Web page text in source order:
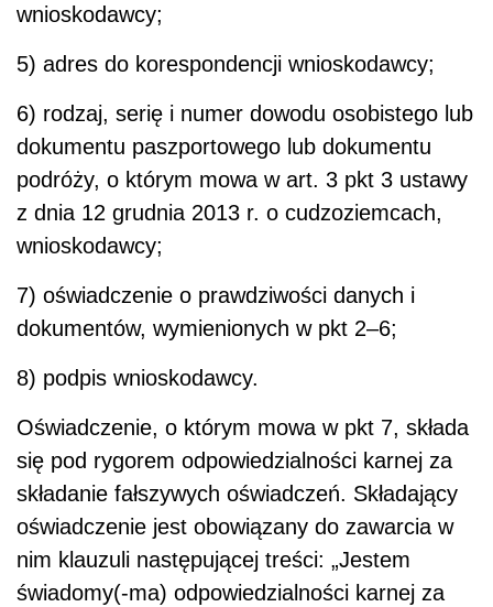
wnioskodawcy;
5) adres do korespondencji wnioskodawcy;
6) rodzaj, serię i numer dowodu osobistego lub
dokumentu paszportowego lub dokumentu
podróży, o którym mowa w art. 3 pkt 3 ustawy
z dnia 12 grudnia 2013 r. o cudzoziemcach,
wnioskodawcy;
7) oświadczenie o prawdziwości danych i
dokumentów, wymienionych w pkt 2–6;
8) podpis wnioskodawcy.
Oświadczenie, o którym mowa w pkt 7, składa
się pod rygorem odpowiedzialności karnej za
składanie fałszywych oświadczeń. Składający
oświadczenie jest obowiązany do zawarcia w
nim klauzuli następującej treści: „Jestem
świadomy(-ma) odpowiedzialności karnej za